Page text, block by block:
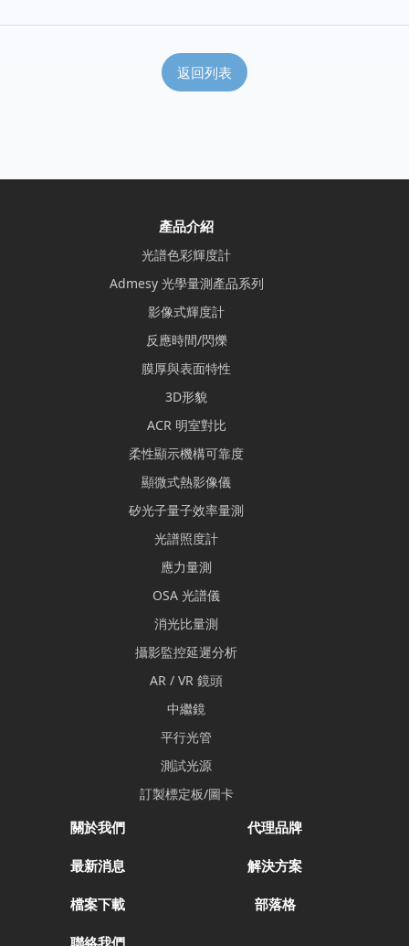
返回列表
產品介紹
光譜色彩輝度計
Admesy 光學量測產品系列
影像式輝度計
反應時間/閃爍
膜厚與表面特性
3D形貌
ACR 明室對比
柔性顯示機構可靠度
顯微式熱影像儀
矽光子量子效率量測
光譜照度計
應力量測
OSA 光譜儀
消光比量測
攝影監控延遲分析
AR / VR 鏡頭
中繼鏡
平行光管
測試光源
訂製標定板/圖卡
關於我們 代理品牌
最新消息 解決方案
檔案下載 部落格